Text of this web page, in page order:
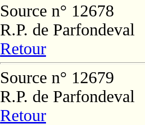
Source n° 12678
R.P. de Parfondeval
Retour
Source n° 12679
R.P. de Parfondeval
Retour